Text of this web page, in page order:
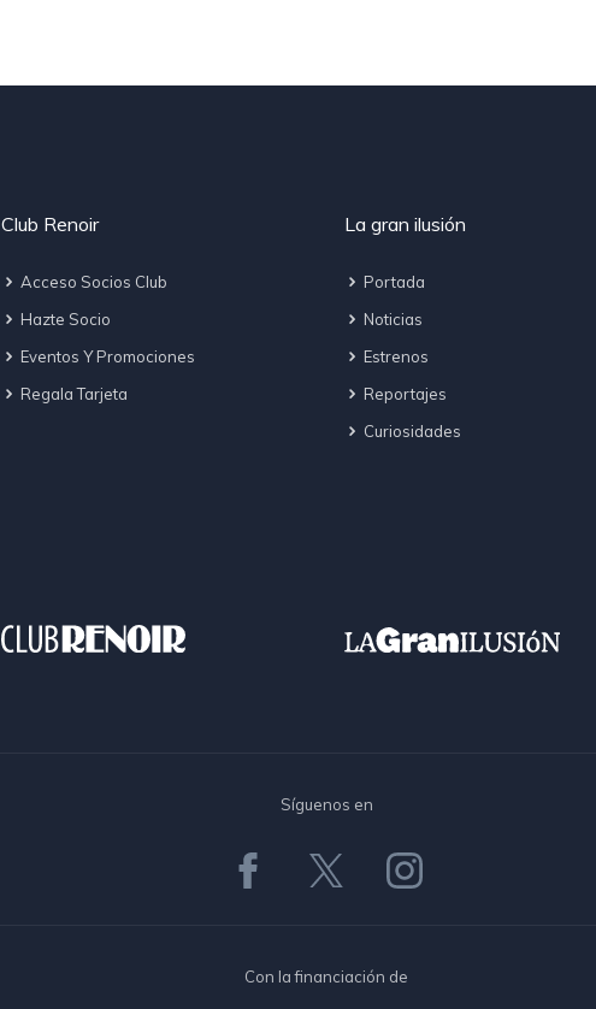
Club Renoir
Acceso Socios Club
Hazte Socio
Eventos Y Promociones
Regala Tarjeta
La gran ilusión
Portada
Noticias
Estrenos
Reportajes
Curiosidades
Síguenos en
Con la financiación de